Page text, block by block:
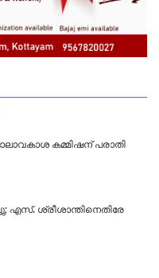
കമ്മിഷന് പരാതി
എസ്. ശ്രീശാന്തിനെതിരേ